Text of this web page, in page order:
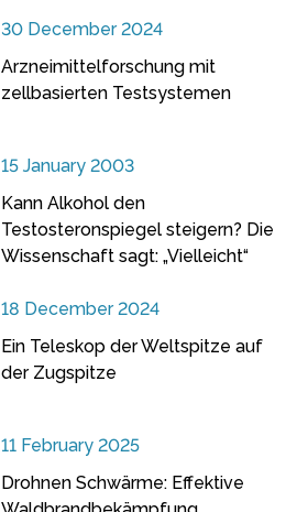
30 December 2024
Arzneimittelforschung mit
zellbasierten Testsystemen
15 January 2003
Kann Alkohol den
Testosteronspiegel steigern? Die
Wissenschaft sagt: „Vielleicht“
18 December 2024
Ein Teleskop der Weltspitze auf
der Zugspitze
11 February 2025
Drohnen Schwärme: Effektive